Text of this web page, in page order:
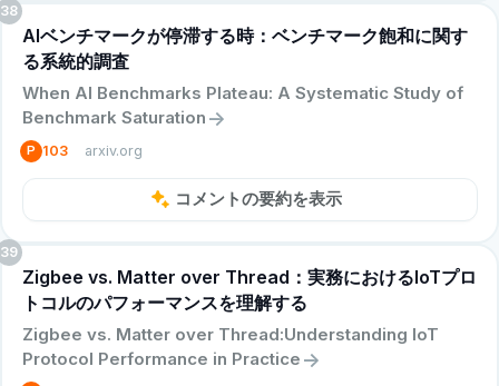
38
AIベンチマークが停滞する時：ベンチマーク飽和に関す
る系統的調査
When AI Benchmarks Plateau: A Systematic Study of
Benchmark Saturation ->
P 103 arxiv.org
コメントの要約を表示
39
Zigbee vs. Matter over Thread：実務におけるIoTプロ
トコルのパフォーマンスを理解する
Zigbee vs. Matter over Thread:Understanding IoT
Protocol Performance in Practice ->